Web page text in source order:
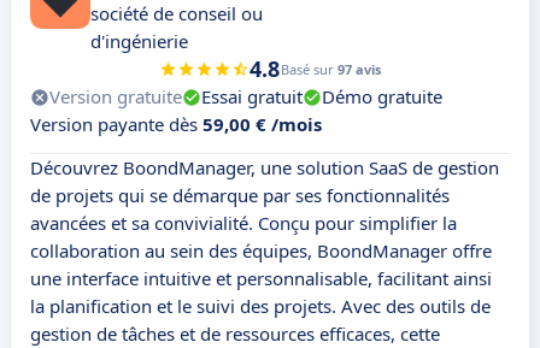
société de conseil ou
d'ingénierie
4.8Basé sur 97 avis
Version gratuite Essai gratuit
Démo gratuite
Version payante dès 59,00 € /mois
Découvrez BoondManager, une solution SaaS de gestion
de projets qui se démarque par ses fonctionnalités
avancées et sa convivialité. Conçu pour simplifier la
collaboration au sein des équipes, BoondManager offre
une interface intuitive et personnalisable, facilitant ainsi
la planification et le suivi des projets. Avec des outils de
gestion de tâches et de ressources efficaces, cette